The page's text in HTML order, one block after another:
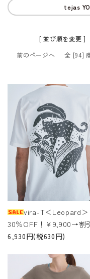
tejas
[ 並び順を変更 ]
前のページへ
全 [94]
vira-T＜Leopard＞
30％OFF！￥9,900→割
6,930円(税630円)